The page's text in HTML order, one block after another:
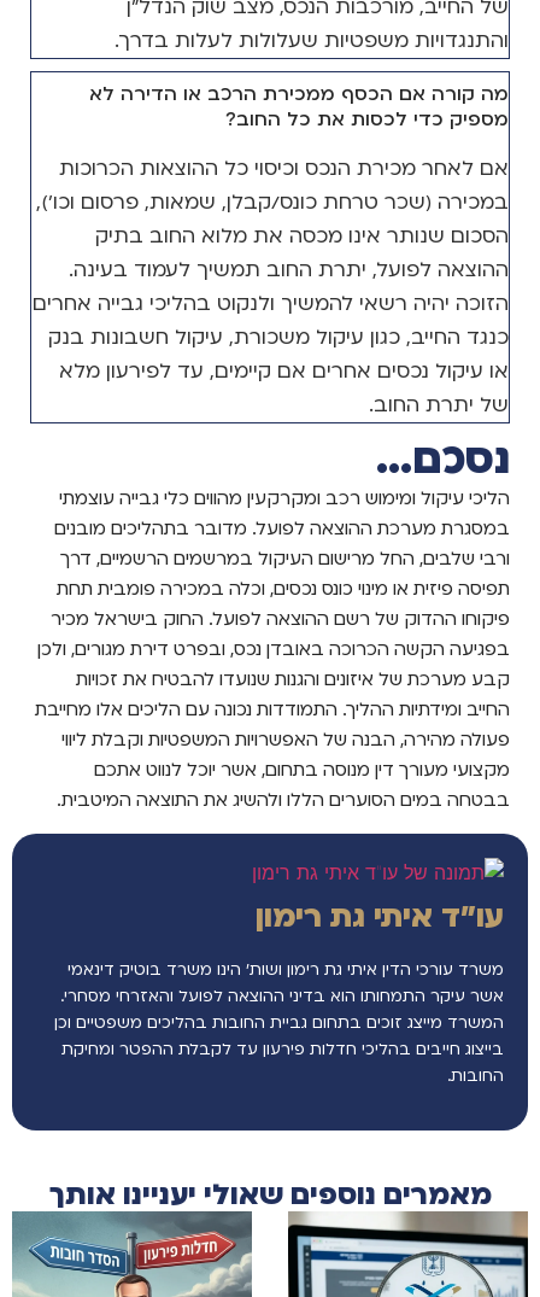
של החייב, מורכבות הנכס, מצב שוק הנדל"ן
והתנגדויות משפטיות שעלולות לעלות בדרך.
מה קורה אם הכסף ממכירת הרכב או הדירה לא
מספיק כדי לכסות את כל החוב?
אם לאחר מכירת הנכס וכיסוי כל ההוצאות הכרוכות
במכירה (שכר טרחת כונס/קבלן, שמאות, פרסום וכו'),
הסכום שנותר אינו מכסה את מלוא החוב בתיק
ההוצאה לפועל, יתרת החוב תמשיך לעמוד בעינה.
הזוכה יהיה רשאי להמשיך ולנקוט בהליכי גבייה אחרים
כנגד החייב, כגון עיקול משכורת, עיקול חשבונות בנק
או עיקול נכסים אחרים אם קיימים, עד לפירעון מלא
של יתרת החוב.
נסכם...
הליכי עיקול ומימוש רכב ומקרקעין מהווים כלי גבייה עוצמתי
במסגרת מערכת ההוצאה לפועל. מדובר בתהליכים מובנים
ורבי שלבים, החל מרישום העיקול במרשמים הרשמיים, דרך
תפיסה פיזית או מינוי כונס נכסים, וכלה במכירה פומבית תחת
פיקוחו ההדוק של רשם ההוצאה לפועל. החוק בישראל מכיר
בפגיעה הקשה הכרוכה באובדן נכס, ובפרט דירת מגורים, ולכן
קבע מערכת של איזונים והגנות שנועדו להבטיח את זכויות
החייב ומידתיות ההליך. התמודדות נכונה עם הליכים אלו מחייבת
פעולה מהירה, הבנה של האפשרויות המשפטיות וקבלת ליווי
מקצועי מעורך דין מנוסה בתחום, אשר יוכל לנווט אתכם
בבטחה במים הסוערים הללו ולהשיג את התוצאה המיטבית.
עו"ד איתי גת רימון
משרד עורכי הדין איתי גת רימון ושות’ הינו משרד בוטיק דינאמי
אשר עיקר התמחותו הוא בדיני ההוצאה לפועל והאזרחי מסחרי.
המשרד מייצג זוכים בתחום גביית החובות בהליכים משפטיים וכן
בייצוג חייבים בהליכי חדלות פירעון עד לקבלת ההפטר ומחיקת
החובות.
מאמרים נוספים שאולי יעניינו אותך